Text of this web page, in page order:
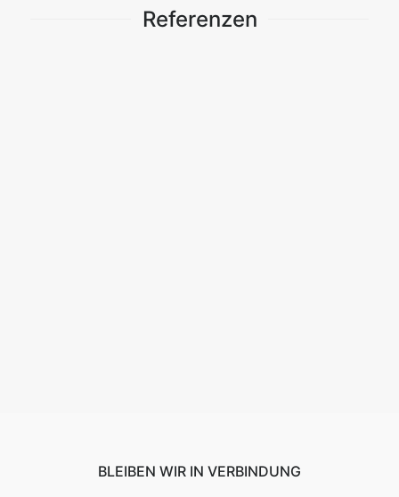
Referenzen
BLEIBEN WIR IN VERBINDUNG